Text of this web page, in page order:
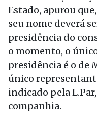
Estado, apurou
seu nome deverá
presidência do
o momento, o
presidência é o de
único
indicado pela
companhia.